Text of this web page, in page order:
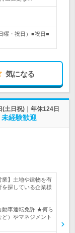
曜・祝日）■祝日■
気になる
土日祝)｜年休124日
経験歓迎
業】土地や建物を有
探している企業様
動車運転免許 ★何ら
）やマネジメント